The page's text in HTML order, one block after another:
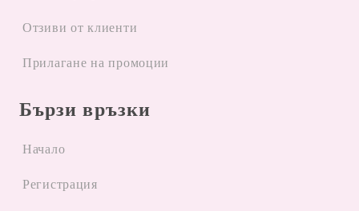
Отзиви от клиенти
Прилагане на промоции
Бързи връзки
Начало
Регистрация